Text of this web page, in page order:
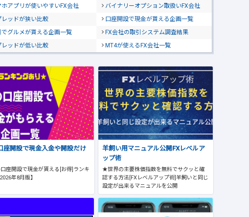
ホアプリが使いやすいFX会社
バイナリーオプション取扱いFX会社
レッドが狭い比較
口座開設で現金が貰える企画一覧
でグルメが貰える企画一覧
FX会社の取引システム調査結果
レッドが低い比較
MT4が使えるFX会社一覧
座開設で現金入金や開設だけ
座開設で現金が貰える[お得]ランキ
年8月版】
羊飼い用マニュアル公開FXレベルア
ップ術
★世界の主要株価指数を無料でサクッと確
認する方法[FXレベルアップ術]羊飼いと同じ
設定が出来るマニュアルを公開